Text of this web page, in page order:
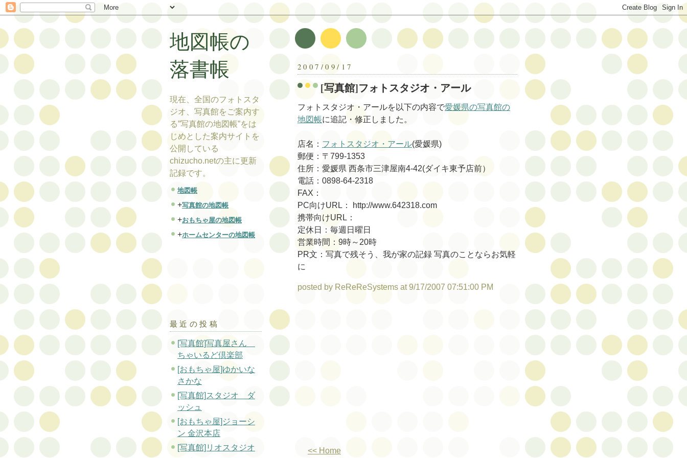
2007/09/17
[写真館]フォトスタジオ・アール
フォトスタジオ・アールを以下の内容で愛媛県の写真館の
地図帳に追記・修正しました。
店名： フォトスタジオ・アール(愛媛県)
郵便：〒799-1353
住所：愛媛県 西条市三津屋南4-42(ダイキ東予店前）
電話：0898-64-2318
FAX：
PC向けURL： http://www.642318.com
携帯向けURL：
定休日：毎週日曜日
営業時間：9時～20時
PR文：写真で残そう、我が家の記録 写真のことならお気軽
に
posted by ReReReSystems at 9/17/2007 07:51:00 PM
<< Home
地図帳の
落書帳
現在、全国のフォトスタ
ジオ、写真館をご案内す
る”写真館の地図帳”をは
じめとした案内サイトを
公開している
chizucho.netの主に更新
記録です。
地図帳
+写真館の地図帳
+おもちゃ屋の地図帳
+ホームセンターの地図帳
最近の投稿
[写真館]写真屋さん
ちゃいるど倶楽部
[おもちゃ屋]ゆかいな
さかな
[写真館]スタジオ ダ
ッシュ
[おもちゃ屋]ジョーシ
ン 金沢本店
[写真館]リオスタジオ